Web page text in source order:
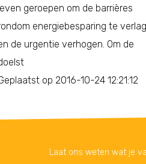
geroepen om de barrières
energiebesparing te
de urgentie verhogen. Om de
op 2016-10-24 12:21:12
Laat ons weten wat je